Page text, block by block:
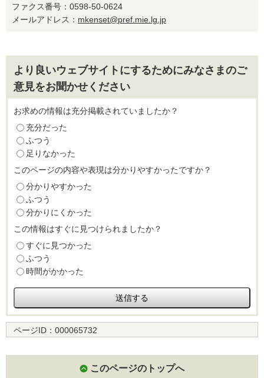
ファクス番号：0598-50-0624
メールアドレス： mkenset@pref.mie.lg.jp
より良いウェブサイトにするためにみなさまのご
意見をお聞かせください
お求めの情報は充分掲載されていましたか？
充分だった
ふつう
足りなかった
このページの内容や表現は分かりやすかったですか？
分かりやすかった
ふつう
分かりにくかった
この情報はすぐに見つけられましたか？
すぐに見つかった
ふつう
時間がかかった
ページID： 000065732
このページのトップへ